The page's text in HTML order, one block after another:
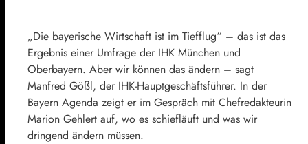
„Die bayerische Wirtschaft ist im Tiefflug“ – das ist das
Ergebnis einer Umfrage der IHK München und
Oberbayern. Aber wir können das ändern – sagt
Manfred Gößl, der IHK-Hauptgeschäftsführer. In der
Bayern Agenda zeigt er im Gespräch mit Chefredakteurin
Marion Gehlert auf, wo es schiefläuft und was wir
dringend ändern müssen.